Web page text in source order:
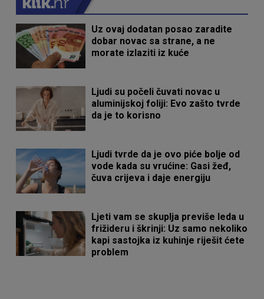
Uz ovaj dodatan posao zaradite
dobar novac sa strane, a ne
morate izlaziti iz kuće
Ljudi su počeli čuvati novac u
aluminijskoj foliji: Evo zašto tvrde
da je to korisno
Ljudi tvrde da je ovo piće bolje od
vode kada su vrućine: Gasi žeđ,
čuva crijeva i daje energiju
Ljeti vam se skuplja previše leda u
frižideru i škrinji: Uz samo nekoliko
kapi sastojka iz kuhinje riješit ćete
problem